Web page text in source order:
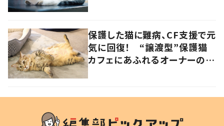
保護した猫に難病、CF支援で元
気に回復！ “譲渡型”保護猫
カフェにあふれるオーナーの愛